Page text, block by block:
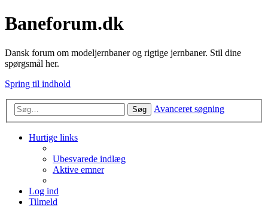
Baneforum.dk
Dansk forum om modeljernbaner og rigtige jernbaner. Stil dine
spørgsmål her.
Spring til indhold
Søg Avanceret søgning
Hurtige links
Ubesvarede indlæg
Aktive emner
Log ind
Tilmeld